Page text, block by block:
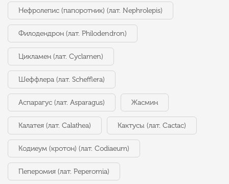
Нефролепис (папоротник) (лат. Nephrolepis)
Филодендрон (лат. Philodendron)
Цикламен (лат. Cyclamen)
Шеффлера (лат. Schefflera)
Аспарагус (лат. Asparagus) Жасмин
Калатея (лат. Calathea) Кактусы (лат. Cactac)
Кодиеум (кротон) (лат. Codiaeum)
Пеперомия (лат. Peperomia)